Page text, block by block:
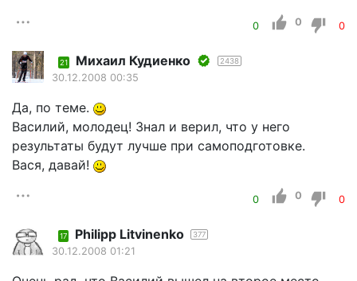
0 0 0
21 Михаил Кудиенко 2438
30.12.2008 00:35
Да, по теме.
Василий, молодец! Знал и верил, что у него
результаты будут лучше при самоподготовке.
Вася, давай!
0 0 0
17 Philipp Litvinenko 377
30.12.2008 01:21